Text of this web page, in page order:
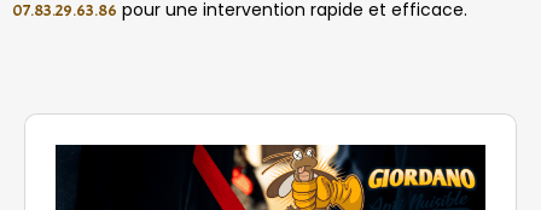
07.83.29.63.86 pour une intervention rapide et efficace.